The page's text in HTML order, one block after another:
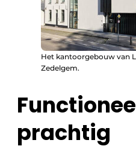
Het kantoorgebouw van
Zedelgem.
prachtig